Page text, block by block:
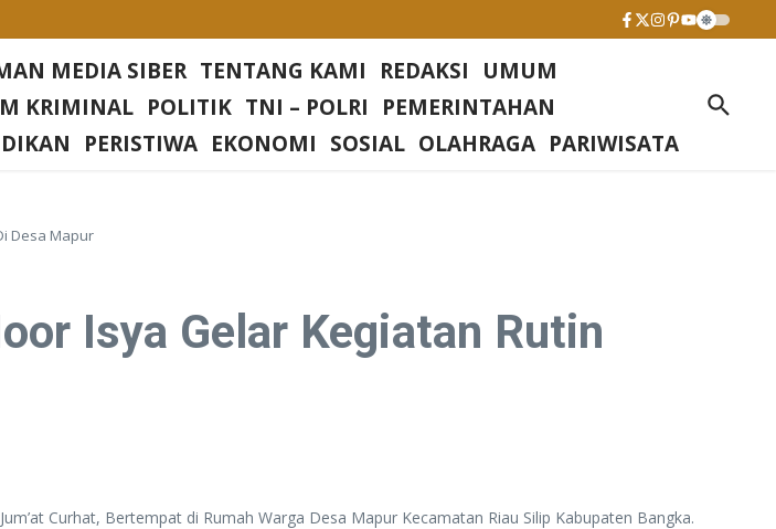
Bangka Barat
Kabupaten Sukabumi
Baru
MEDIA SIBER TENTANG KAMI REDAKSI
UMUM
KRIMINAL POLITIK TNI – POLRI
PEMERINTAHAN
PERISTIWA EKONOMI SOSIAL OLAHRAGA PARIWISATA
Desa Mapur
Isya Gelar Kegiatan Rutin
Curhat, Bertempat di Rumah Warga Desa Mapur Kecamatan Riau Silip Kabupaten Bangka.